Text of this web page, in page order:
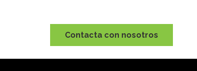
Contacta con nosotros